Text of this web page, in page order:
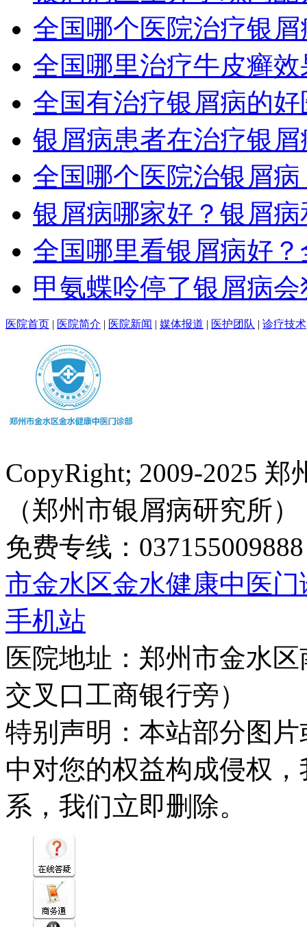
全国哪个医院治疗银屑
全国哪里治疗牛皮癣
全国有治疗银屑病的
银屑病患者在治疗银
全国哪个医院治银屑
银屑病哪家好？银屑
全国哪里看银屑病好
甲氨蝶呤停了银屑病
医院首页 | 医院简介 | 医院新闻 | 媒体报道 | 医护团队 | 诊疗技术
CopyRight; 2009-2025
（郑州市银屑病研究所
免费专线：
市金水区金水健康中医
手机站
医院地址：郑州市金水
交叉口工商银行旁）
特别声明：本站部分图
中对您的权益构成侵权
系，我们立即删除。